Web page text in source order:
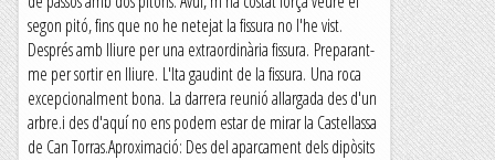
segon pitó, fins que no he netejat la fissura no l'he vist.
Després amb lliure per una extraordinària fissura. Preparant-
me per sortir en lliure. L'Ita gaudint de la fissura. Una roca
excepcionalment bona. La darrera reunió allargada des d'un
arbre.i des d'aquí no ens podem estar de mirar la Castellassa
de Can Torras.Aproximació: Des del aparcament dels dipòsits